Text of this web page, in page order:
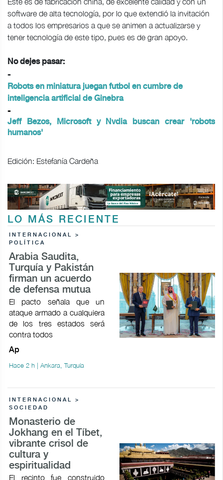
software de alta tecnología, por lo que extendió la invitación
a todos los empresarios a que se animen a actualizarse y
tener tecnología de este tipo, pues es de gran apoyo.
No dejes pasar:
-
Robots en miniatura juegan futbol en cumbre de
inteligencia artificial de Ginebra
-
Jeff Bezos, Microsoft y Nvdia buscan crear 'robots
humanos'
Edición: Estefanía Cardeña
LO MÁS RECIENTE
INTERNACIONAL >
POLÍTICA
Arabia Saudita,
Turquía y Pakistán
firman un acuerdo
de defensa mutua
El pacto señala que un
ataque armado a cualquiera
de los tres estados será
contra todos
Ap
Hace 2 h | Ankara, Turquía
INTERNACIONAL >
SOCIEDAD
Monasterio de
Jokhang en el Tíbet,
vibrante crisol de
cultura y
espiritualidad
El recinto fue construido